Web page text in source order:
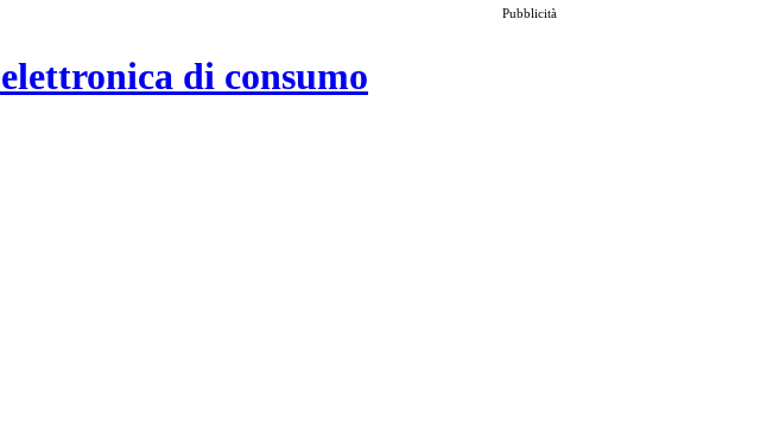
Pubblicità
di consumo